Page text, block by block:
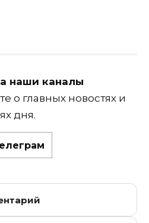
наши каналы
о главных новостях и
дня.